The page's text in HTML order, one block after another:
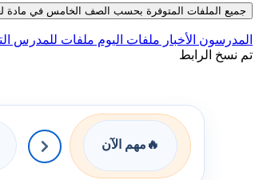
جميع الملفات المتوفرة بحسب الصف الخامس في مادة لغة
المدرسون الأخبار ملفات اليوم ملفات للمدرس
تم نسخ الرابط
🔥 مهم الآن